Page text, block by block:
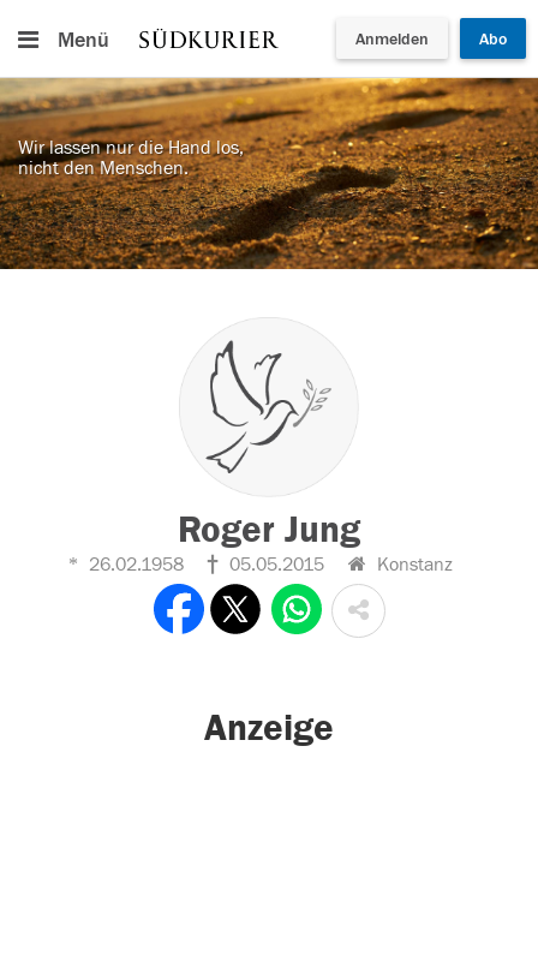
Menü Anmelden Abo
Wir lassen nur die Hand los,
nicht den Menschen.
Roger Jung
26.02.1958 05.05.2015 Konstanz
Anzeige